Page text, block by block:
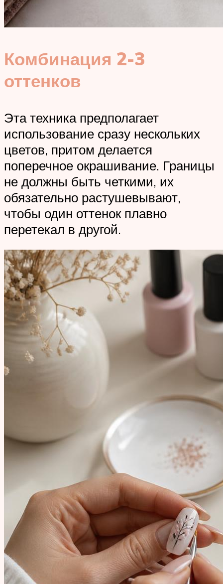
Комбинация 2-3
оттенков
Эта техника предполагает
использование сразу нескольких
цветов, притом делается
поперечное окрашивание. Границы
не должны быть четкими, их
обязательно растушевывают,
чтобы один оттенок плавно
перетекал в другой.